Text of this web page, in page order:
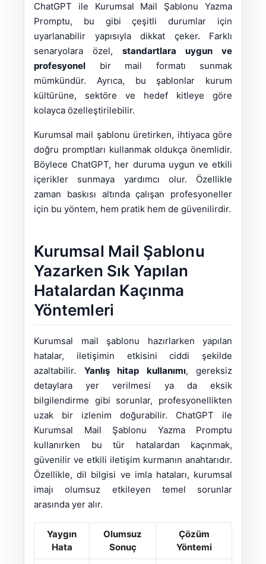
ChatGPT ile Kurumsal Mail Şablonu Yazma
Promptu, bu gibi çeşitli durumlar için
uyarlanabilir yapısıyla dikkat çeker. Farklı
senaryolara özel, standartlara uygun ve
profesyonel bir mail formatı sunmak
mümkündür. Ayrıca, bu şablonlar kurum
kültürüne, sektöre ve hedef kitleye göre
kolayca özelleştirilebilir.
Kurumsal mail şablonu üretirken, ihtiyaca göre
doğru promptları kullanmak oldukça önemlidir.
Böylece ChatGPT, her duruma uygun ve etkili
içerikler sunmaya yardımcı olur. Özellikle
zaman baskısı altında çalışan profesyoneller
için bu yöntem, hem pratik hem de güvenilirdir.
Kurumsal Mail Şablonu
Yazarken Sık Yapılan
Hatalardan Kaçınma
Yöntemleri
Kurumsal mail şablonu hazırlarken yapılan
hatalar, iletişimin etkisini ciddi şekilde
azaltabilir. Yanlış hitap kullanımı, gereksiz
detaylara yer verilmesi ya da eksik
bilgilendirme gibi sorunlar, profesyonellikten
uzak bir izlenim doğurabilir. ChatGPT ile
Kurumsal Mail Şablonu Yazma Promptu
kullanırken bu tür hatalardan kaçınmak,
güvenilir ve etkili iletişim kurmanın anahtarıdır.
Özellikle, dil bilgisi ve imla hataları, kurumsal
imajı olumsuz etkileyen temel sorunlar
arasında yer alır.
Yaygın
Hata
Olumsuz
Sonuç
Çözüm
Yöntemi